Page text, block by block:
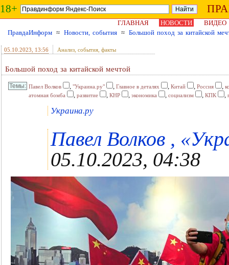
18+
ГЛАВНАЯ НОВОСТИ
ВИДЕО
ПравдаИнформ ≈ Новости, события ≈ Большой поход за китайской
05.10.2023 , 13:56 Анализ, события, факты
Большой поход за китайской мечтой
Павел Волков , "Украина.ру" , Главное в деталях , Китай , Россия ,
атомная бомба
, развитие , КНР , экономика , социализм , КПК ,
Украина.ру
Павел Волков ,
05.10.2023, 04:38